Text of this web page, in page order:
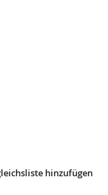
hinzufügen